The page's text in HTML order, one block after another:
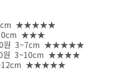
★★★★★
★★★
원 3~7cm ★★★★★
원 3~10cm ★★★★
5~12cm ★★★★★